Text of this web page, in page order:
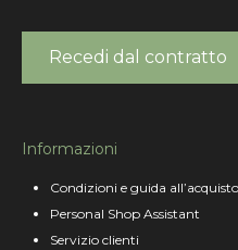
Recedi dal contratto
Informazioni
Condizioni e guida all’acquisto
Personal Shop Assistant
Servizio clienti